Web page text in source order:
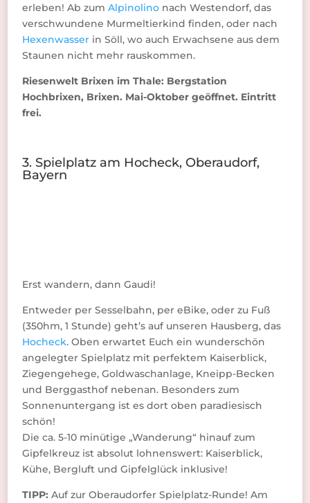
erleben! Ab zumAlpinolino nach Westendorf, das
verschwundene Murmeltierkind finden, oder nach
Hexenwasser in Söll, wo auch Erwachsene aus dem
Staunen nicht mehr rauskommen.
Riesenwelt Brixen im Thale: Bergstation
Hochbrixen, Brixen. Mai-Oktober geöffnet. Eintritt
frei.
3. Spielplatz am Hocheck, Oberaudorf,
Bayern
Erst wandern, dann Gaudi!
Entweder per Sesselbahn, per eBike, oder zu Fuß
(350hm, 1 Stunde) geht’s auf unseren Hausberg, das
Hocheck. Oben erwartet Euch ein wunderschön
angelegter Spielplatz mit perfektem Kaiserblick,
Ziegengehege, Goldwaschanlage, Kneipp-Becken
und Berggasthof nebenan. Besonders zum
Sonnenuntergang ist es dort oben paradiesisch
schön!
Die ca. 5-10 minütige „Wanderung“ hinauf zum
Gipfelkreuz ist absolut lohnenswert: Kaiserblick,
Kühe, Bergluft und Gipfelglück inklusive!
TIPP: Auf zur Oberaudorfer Spielplatz-Runde! Am